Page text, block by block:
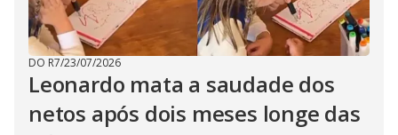
DO R7/23/07/2026
Leonardo mata a saudade dos
netos após dois meses longe das